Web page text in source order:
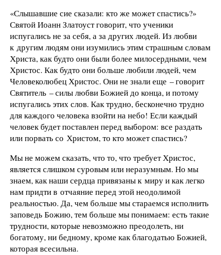
«Слышавшие сие сказали: кто же может спастись?»
Святой Иоанн Златоуст говорит, что ученики
испугались не за себя, а за других людей. Из любви
к другим людям они изумились этим страшным словам
Христа, как будто они были более милосердными, чем
Христос. Как будто они больше любили людей, чем
Человеколюбец Христос. Они не знали еще – говорит
Святитель – силы любви Божией до конца, и потому
испугались этих слов. Как трудно, бесконечно трудно
для каждого человека взойти на небо! Если каждый
человек будет поставлен перед выбором: все раздать
или порвать со Христом, то кто может спастись?
Мы не можем сказать, что то, что требует Христос,
является слишком суровым или неразумным. Но мы
знаем, как наши сердца привязаны к миру и как легко
нам придти в отчаяние перед этой неодолимой
реальностью. Да, чем больше мы стараемся исполнить
заповедь Божию, тем больше мы понимаем: есть такие
трудности, которые невозможно преодолеть, ни
богатому, ни бедному, кроме как благодатью Божией,
которая всесильна.